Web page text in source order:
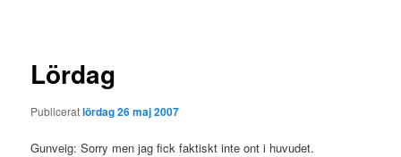
Lördag
Publiceratlördag 26 maj 2007
Gunveig: Sorry men jag fick faktiskt inte ont i huvudet.